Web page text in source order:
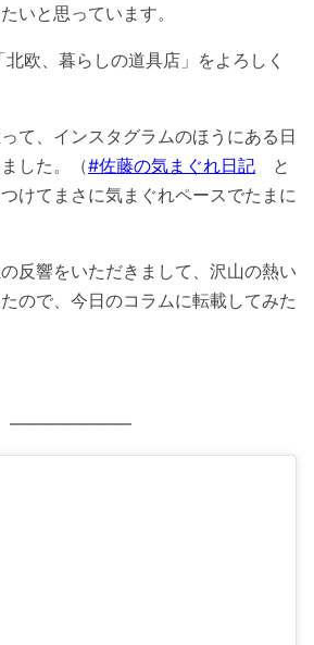
いと思っています。
欧、暮らしの道具店」をよろしく
て、インスタグラムのほうにある日
した。（#佐藤の気まぐれ日記 と
けてまさに気まぐれペースでたまに
反響をいただきまして、沢山の熱い
ので、今日のコラムに転載してみた
———————